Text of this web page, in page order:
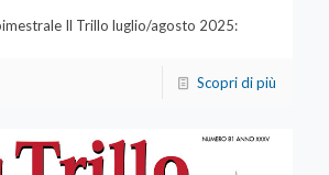
Il Trillo luglio/agosto 2025:
Scopri di più